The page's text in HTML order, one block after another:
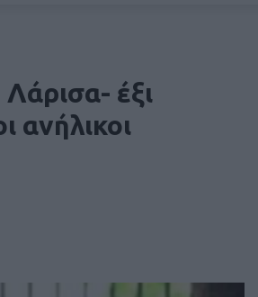
έξι
ανήλικοι